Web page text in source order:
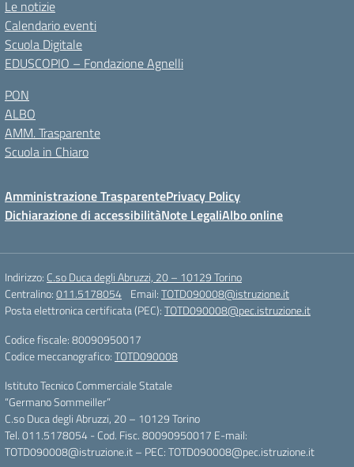
Le notizie
Calendario eventi
Scuola Digitale
EDUSCOPIO – Fondazione Agnelli
PON
ALBO
AMM. Trasparente
Scuola in Chiaro
Amministrazione TrasparentePrivacy Policy
Dichiarazione di accessibilitàNote LegaliAlbo online
Indirizzo: C.so Duca degli Abruzzi, 20 – 10129 Torino
Centralino:011.5178054 Email:TOTD090008@istruzione.it
Posta elettronica certificata (PEC):TOTD090008@pec.istruzione.it
Codice fiscale: 80090950017
Codice meccanografico:TOTD090008
Istituto Tecnico Commerciale Statale
“Germano Sommeiller”
C.so Duca degli Abruzzi, 20 – 10129 Torino
Tel. 011.5178054 - Cod. Fisc. 80090950017 E-mail:
TOTD090008@istruzione.it – PEC: TOTD090008@pec.istruzione.it